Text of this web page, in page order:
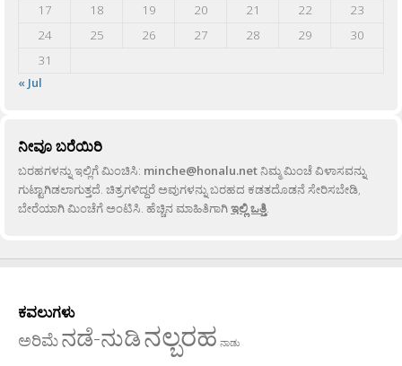
17
18 19 20 21 22
23
24
25 26 27 28 29
30
31
« Jul
ನೀವೂ ಬರೆಯಿರಿ
ಬರಹಗಳನ್ನು ಇಲ್ಲಿಗೆ ಮಿಂಚಿಸಿ: minche@honalu.netನಿಮ್ಮ ಮಿಂಚೆ ವಿಳಾಸವನ್ನು
ಗುಟ್ಟಾಗಿಡಲಾಗುತ್ತದೆ. ಚಿತ್ರಗಳಿದ್ದರೆ ಅವುಗಳನ್ನು ಬರಹದ ಕಡತದೊಡನೆ ಸೇರಿಸಬೇಡಿ,
ಬೇರೆಯಾಗಿ ಮಿಂಚೆಗೆ ಅಂಟಿಸಿ. ಹೆಚ್ಚಿನ ಮಾಹಿತಿಗಾಗಿಇಲ್ಲಿ ಒತ್ತಿ.
ಕವಲುಗಳು
ಅರಿಮೆನಡೆ-ನುಡಿನಲ್ಬರಹ ನಾಡು